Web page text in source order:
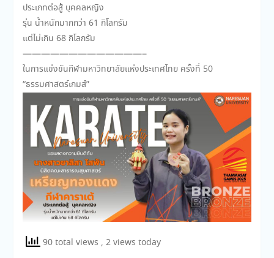
ประเภทต่อสู้ บุคคลหญิง
รุ่น น้ำหนักมากกว่า 61 กิโลกรัม
แต่ไม่เกิน 68 กิโลกรัม
—————————————–
ในการแข่งขันกีฬามหาวิทยาลัยแห่งประเทศไทย ครั้งที่ 50
“ธรรมศาสตร์เกมส์”
90 total views , 2 views today